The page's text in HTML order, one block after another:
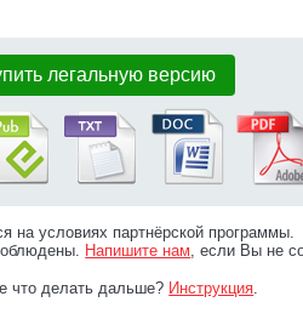
легальную версию
на условиях партнёрской программы.
Напишите нам, если Вы не
что делать дальше? Инструкция.